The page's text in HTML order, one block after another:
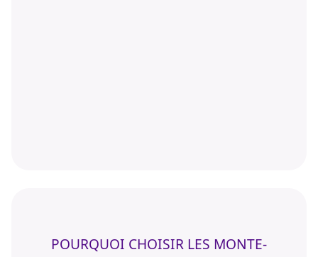
POURQUOI CHOISIR LES MONTE-